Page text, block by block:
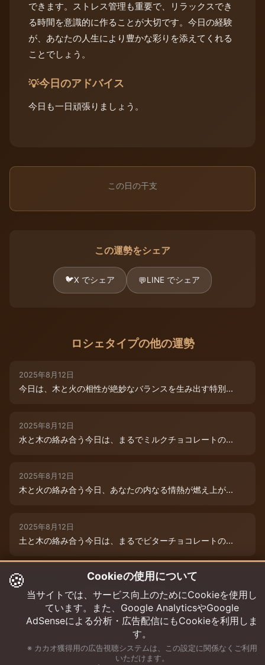
できます。ストレス管理も重要で、リラックスでき
る時間を意識的に作ることが大切です。今日の経験
が、あなたの人生により豊かな彩りを添えてくれる
ことでしょう。
💡今日のアドバイス
今日も一日頑張りましょう。
この日の干支
この運勢をシェア
🐦X でシェア 💬LINE でシェア
ロシェタイプの他の運勢
2025年8月12日
今日は、木と火の相性が絶妙なバランスを生み出す特別...
2025年8月12日
水と木の絡み合う今日は、まるでミルクチョコレートの...
2025年8月12日
木と火の絡み合う今日、あなたの内なる情熱が燃え上が...
2025年8月12日
土と木の絡み合う今日は、まるでビターチョコレートの...
2025年8月12日
今日は、水と木の微妙な絡み合いが運命を彩ります。チ...
🍪 Cookieの使用について
当サイトでは、サービス向上のためにCookieを使用し
ています。また、Google AnalyticsやGoogle
AdSenseによる分析・広告配信にもCookieを利用しま
す。
※ カカオ獲得用の広告視聴システムは、この設定に関係なくご利用
いただけます。